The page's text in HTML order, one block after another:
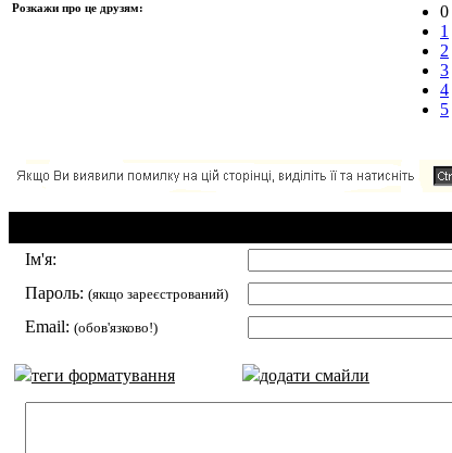
Розкажи про це друзям:
0
1
2
3
4
5
Ім'я:
Пароль: (якщо зареєстрований)
Email: (обов'язково!)
теги форматування додати смайли